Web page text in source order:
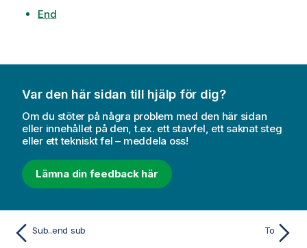
End
Var den här sidan till hjälp för dig?
Om du stöter på några problem med den här sidan
eller innehållet på den, t.ex. ett stavfel, ett saknat steg
eller ett tekniskt fel – meddela oss!
Lämna din feedback här
Sub..end sub To